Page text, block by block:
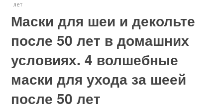
лет
Маски для шеи и декольте
после 50 лет в домашних
условиях. 4 волшебные
маски для ухода за шеей
после 50 лет